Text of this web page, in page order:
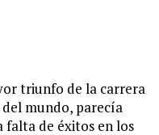
triunfo de la carrera
mundo, parecía
falta de éxitos en los